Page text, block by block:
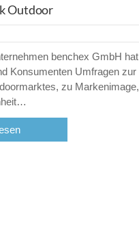
Outdoor
benchex GmbH hat
Konsumenten Umfragen zur
zu Markenimage,